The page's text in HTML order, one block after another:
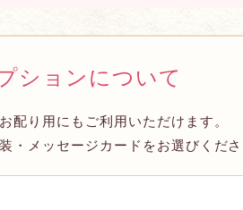
ションについて
配り用にもご利用いただけます。
・メッセージカードをお選びくだ